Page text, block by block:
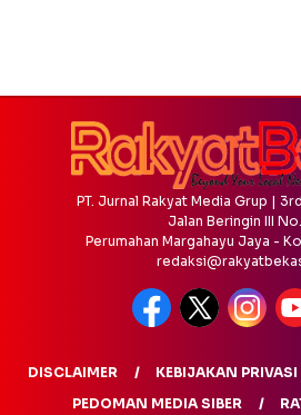
PT. Jurnal Rakyat Media Grup |
Jalan Beringin III
Perumahan Margahayu Jaya -
DISCLAIMER KEBIJAKAN PRIVASI
PEDOMAN MEDIA SIBER